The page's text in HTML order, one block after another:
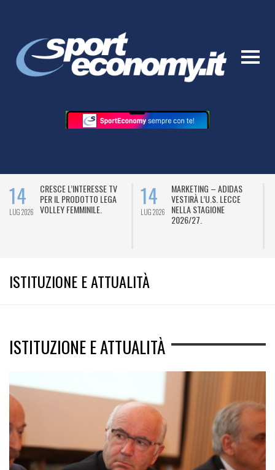
14
LUG 2026
CRESCE L’INTERESSE TV
PER IL PRODOTTO LEGA
VOLLEY FEMMINILE.
14
LUG 2026
MARKETING – ADIDAS
VESTIRÀ L’U.S. LECCE
NELLA STAGIONE
2026/27.
ISTITUZIONE E ATTUALITÀ
ISTITUZIONE E ATTUALITÀ